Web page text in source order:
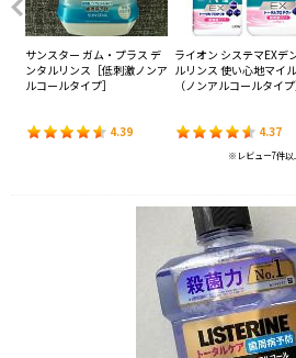
サンスター ガム・プラス デ
ンタルリンス［低刺激ノンア
ルコールタイプ］
4.39
ライオン システマEXデ
ルリンス 使い心地マイ
（ノンアルコールタイプ
4.37
※レビュー7件以